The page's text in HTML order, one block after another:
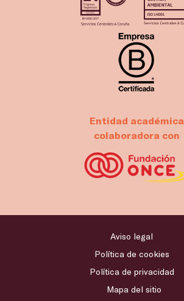
Entidad académica
colaboradora con
Aviso legal
Política de cookies
Política de privacidad
Mapa del sitio